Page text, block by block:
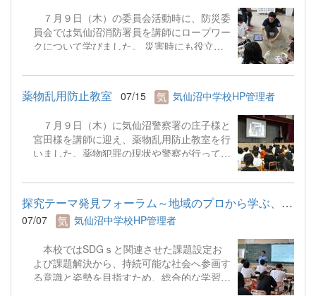
７月９日（木）の委員会活動時に、防災委
員会では気仙沼消防署員を講師にロープワー
クについて学びました。 災害時にも役立つ
の理解を深めました。
薬物乱用防止教室 07/15 気仙沼中学校HP管理者
７月９日（木）に気仙沼警察署の庄子様と
宮田様を講師に迎え、薬物乱用防止教室を行
いました。薬物犯罪の現状や警察が行ってい
ただきました。大麻所持の検挙数が増加して
おり、最近の傾向としては大麻が若者を中心
に広まっているとのことです。誘われたらき
っぱりとＮＯと言うことや断りきれないとき
した。 &nbsp;
探究テーマ発見フォーラム～地域のプロから学ぶ、今と未来のハナシ～
07/07 気仙沼中学校HP管理者
本校ではSDGｓと関連させた課題設定お
よび課題解決から、持続可能な社会へ参画す
る意識と姿勢を目指すため、総合的な学習の